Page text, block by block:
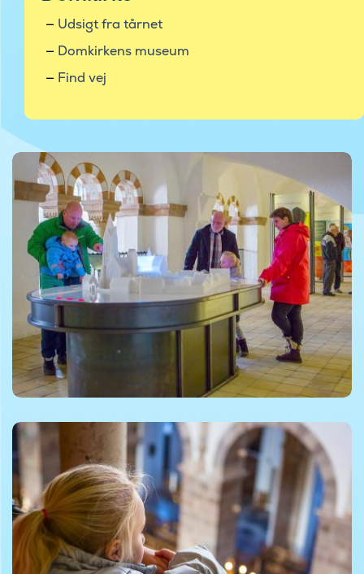
Udsigt fra tårnet
Domkirkens museum
Find vej
©Foto af Ribe Domkirke
©Foto af Ribe Domkirke